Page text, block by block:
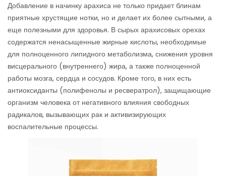
Добавление в начинку арахиса не только придает блинам
приятные хрустящие нотки, но и делает их более сытными, а
еще полезными для здоровья. В сырых арахисовых орехах
содержатся ненасыщенные жирные кислоты, необходимые
для полноценного липидного метаболизма, снижения уровня
висцерального (внутреннего) жира, а также полноценной
работы мозга, сердца и сосудов. Кроме того, в них есть
антиоксиданты (полифенолы и ресвератрол), защищающие
организм человека от негативного влияния свободных
радикалов, вызывающих рак и активизирующих
воспалительные процессы.